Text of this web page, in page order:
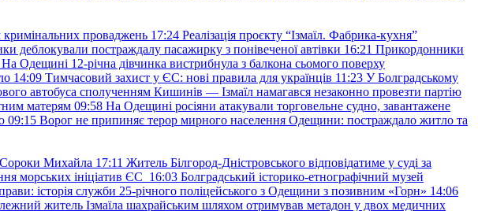
кримінальних проваджень 17:24 Реалізація проєкту “Ізмаїл. Фабрика-кухня”
деблокували постраждалу пасажирку з понівеченої автівки 16:21 Прикордонники
На Одещині 12-річна дівчинка вистрибнула з балкона сьомого поверху
14:09 Тимчасовий захист у ЄС: нові правила для українців 11:23 У Болградському
автобуса сполученням Кишинів — Ізмаїл намагався незаконно провезти партію
матерям 09:58 На Одещині росіяни атакували торговельне судно, завантажене
09:15 Ворог не припиняє терор мирного населення Одещини: постраждало житло та
Сороки Михайла 17:11 Житель Білгород-Дністровського відповідатиме у суді за
морських ініціатив ЄС 16:03 Болградський історико-етнографічний музей
історія служби 25-річного поліцейського з Одещини з позивним «Горн» 14:06
житель Ізмаїла шахрайським шляхом отримував метадон у двох медичних